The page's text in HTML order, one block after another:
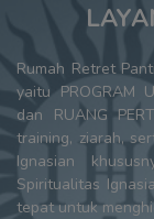
Rumah Retret
yaitu PROGRAM
dan RUANG
training, ziarah,
Ignasian
Spiritualitas
tepat untuk